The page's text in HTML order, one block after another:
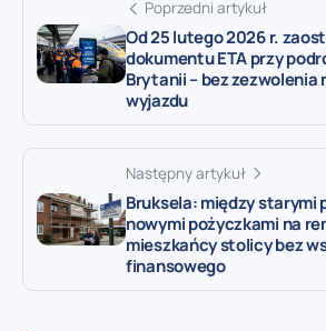
Poprzedni artykuł
Od 25 lutego 2026 r.
dokumentu ETA przy
Brytanii – bez zezwolenia
wyjazdu
Następny artykuł
Bruksela: między starymi
nowymi pożyczkami na
mieszkańcy stolicy bez
finansowego